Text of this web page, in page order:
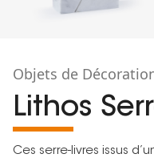
Objets de
Lithos
Ces serre-livres issus